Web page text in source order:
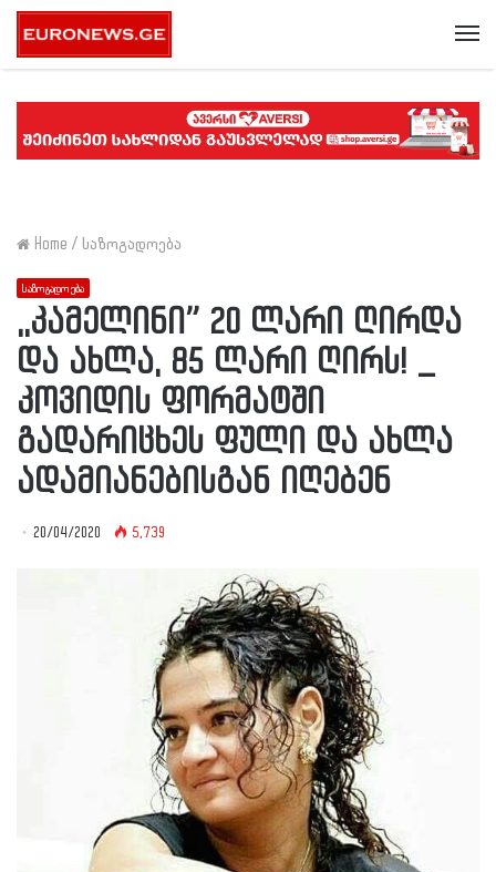
Home / საზოგადოება
საზოგადოება
,,კამელინი” 20 ლარი ღირდა
და ახლა, 85 ლარი ღირს! _
კოვიდის ფორმატში
გადარიცხეს ფული და ახლა
ადამიანებისგან იღებენ
20/04/2020 5,739